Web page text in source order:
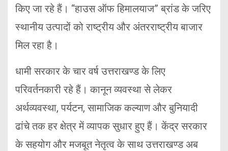
किए जा रहे हैं। “हाउस ऑफ हिमालयाज” ब्रांड के जरिए
स्थानीय उत्पादों को राष्ट्रीय और अंतरराष्ट्रीय बाजार
मिल रहा है।
धामी सरकार के चार वर्ष उत्तराखण्ड के लिए
परिवर्तनकारी रहे हैं। कानून व्यवस्था से लेकर
अर्थव्यवस्था, पर्यटन, सामाजिक कल्याण और बुनियादी
ढांचे तक हर क्षेत्र में व्यापक सुधार हुए हैं। केंद्र सरकार
के सहयोग और मजबूत नेतृत्व के साथ उत्तराखण्ड अब